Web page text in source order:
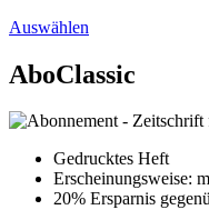
Auswählen
AboClassic
Gedrucktes Heft
Erscheinungsweise:
20% Ersparnis